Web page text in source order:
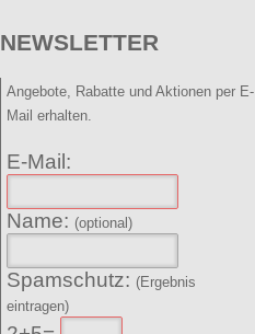
NEWSLETTER
Angebote, Rabatte und Aktionen per E-
Mail erhalten.
E-Mail:
Name: (optional)
Spamschutz: (Ergebnis
eintragen)